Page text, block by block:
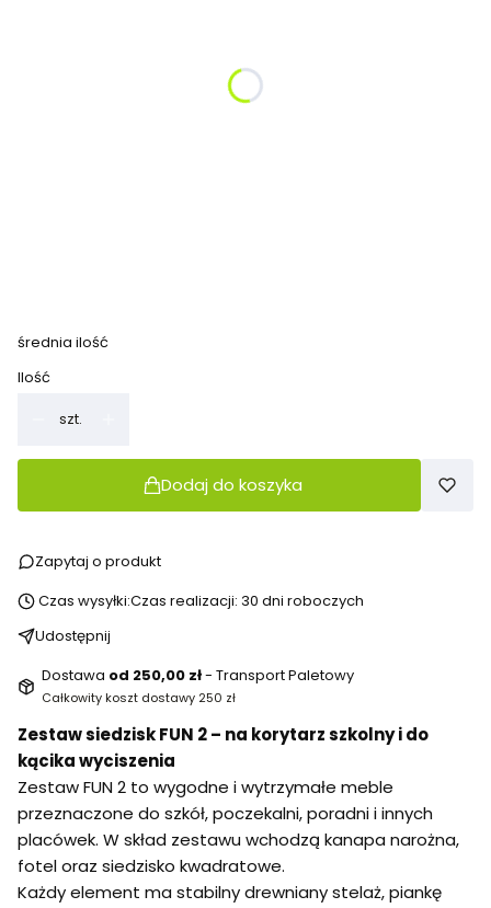
średnia ilość
Ilość
szt.
Dodaj do koszyka
Zapytaj o produkt
Czas wysyłki:Czas realizacji: 30 dni roboczych
Udostępnij
Dostawa od 250,00 zł- Transport Paletowy
Całkowity koszt dostawy 250 zł
Zestaw siedzisk FUN 2 – na korytarz szkolny i do
kącika wyciszenia
Zestaw FUN 2 to wygodne i wytrzymałe meble
przeznaczone do szkół, poczekalni, poradni i innych
placówek. W skład zestawu wchodzą kanapa narożna,
fotel oraz siedzisko kwadratowe.
Każdy element ma stabilny drewniany stelaż, piankę